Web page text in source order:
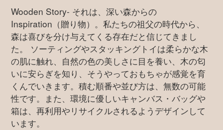
Wooden Story- それは、深い森からの
Inspiration（贈り物）。私たちの祖父の時代から、
森は喜びを分け与えてくる存在だと信じてきまし
た。 ソーティングやスタッキングトイは柔らかな木
の肌に触れ、自然の色の美しさに目を養い、木の匂
いに安らぎを知り、そうやっておもちゃが感覚を育
くんでいきます。積む順番や並び方は、無数の可能
性です。また、環境に優しいキャンバス・バッグや
箱は、再利用やリサイクルされるようデザインして
います。